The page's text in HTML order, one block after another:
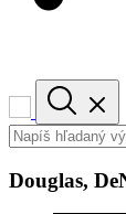
Douglas,